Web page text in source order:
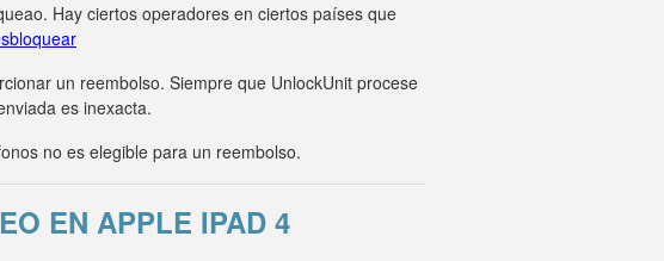
Hay ciertos operadores en ciertos países que
un reembolso. Siempre que UnlockUnit procese
es inexacta.
no es elegible para un reembolso.
EN APPLE IPAD 4